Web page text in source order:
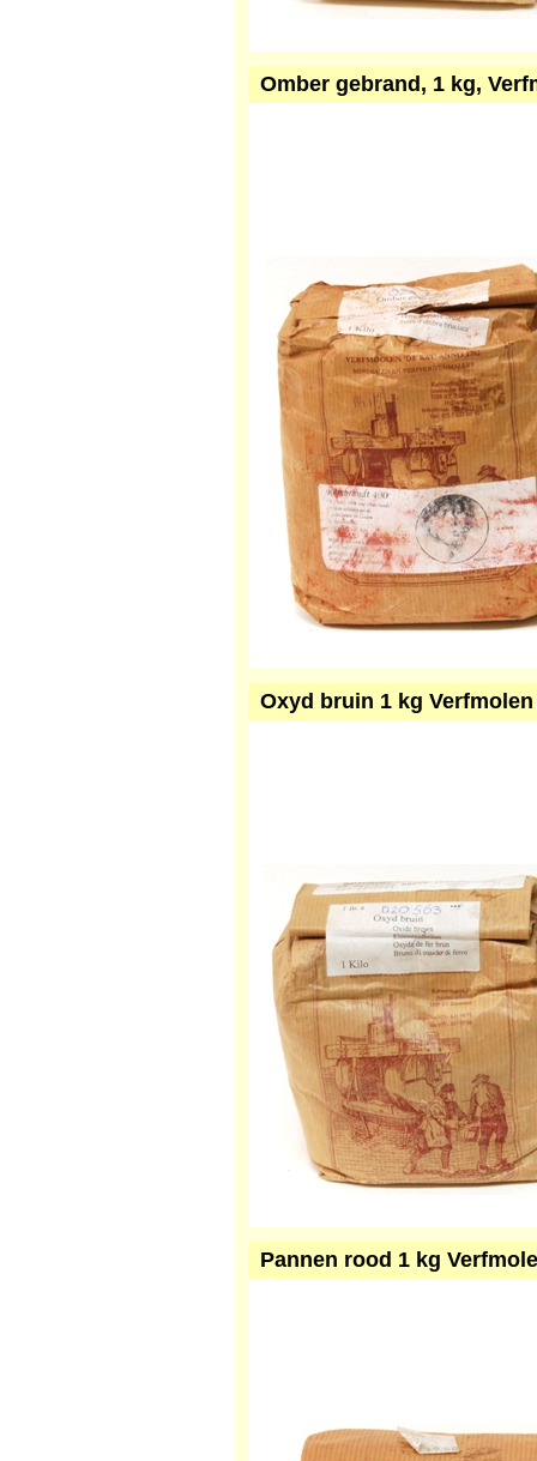
Omber gebrand, 1 kg,
Oxyd bruin 1 kg
Pannen rood 1 kg